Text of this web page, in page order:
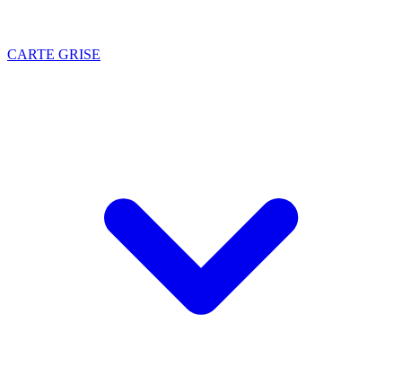
CARTE GRISE